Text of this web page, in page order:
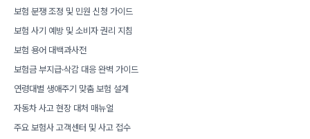
보험 분쟁 조정 및 민원 신청 가이드
보험 사기 예방 및 소비자 권리 지침
보험 용어 대백과사전
보험금 부지급·삭감 대응 완벽 가이드
연령대별 생애주기 맞춤 보험 설계
자동차 사고 현장 대처 매뉴얼
주요 보험사 고객센터 및 사고 접수